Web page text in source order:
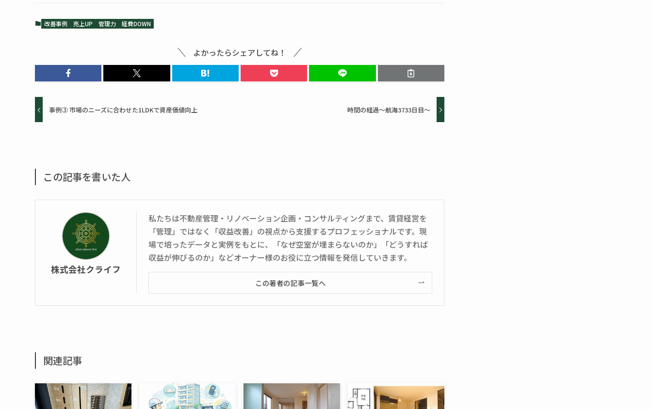
改善事例 売上UP 管理力 経費DOWN
よかったらシェアしてね！
事例③ 市場のニーズに合わせた1LDKで資産価値向上 時間の経過～航海3733日目～
この記事を書いた人
株式会社クライフ
私たちは不動産管理・リノベーション企画・コンサルティングまで、賃貸経営を
「管理」ではなく「収益改善」の視点から支援するプロフェッショナルです。現
場で培ったデータと実例をもとに、「なぜ空室が埋まらないのか」「どうすれば
収益が伸びるのか」などオーナー様のお役に立つ情報を発信していきます。
この著者の記事一覧へ
関連記事